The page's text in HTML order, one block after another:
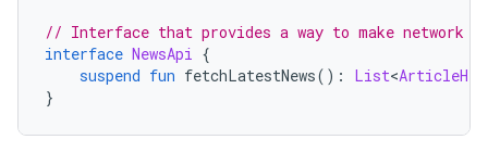
// Interface that provides a way to make network
interface NewsApi {
suspend fun fetchLatestNews(): List<
}